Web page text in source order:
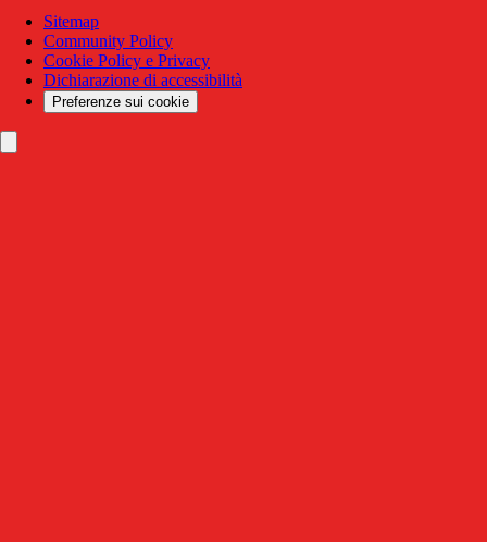
Sitemap
Community Policy
Cookie Policy e Privacy
Dichiarazione di accessibilità
Preferenze sui cookie